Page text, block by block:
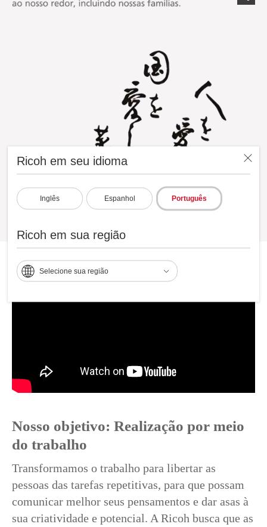
Ricoh em seu idioma
Inglês Espanhol Português
Ricoh em sua região
Selecione sua região
Nosso objetivo: Realização por meio
do trabalho
Transformamos o trabalho para libertar as
pessoas das tarefas repetitivas, para que possam
comunicar melhor seus pensamentos e dar asas à
sua criatividade e potencial. A Ricoh busca que as